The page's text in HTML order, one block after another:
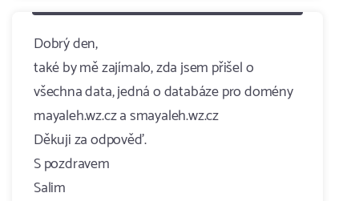
Dobrý den,
také by mě zajímalo, zda jsem přišel o
všechna data, jedná o databáze pro domény
mayaleh.wz.cz a smayaleh.wz.cz
Děkuji za odpověď.
S pozdravem
Salim